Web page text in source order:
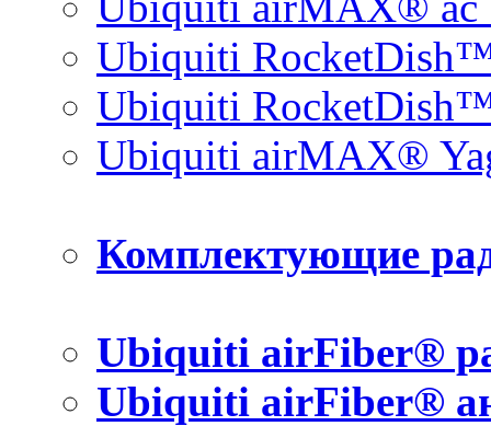
Ubiquiti
Ubiquiti
Ubiquiti airMAX®
Комплектующие
Ubiquiti airFiber®
Ubiquiti airFiber®